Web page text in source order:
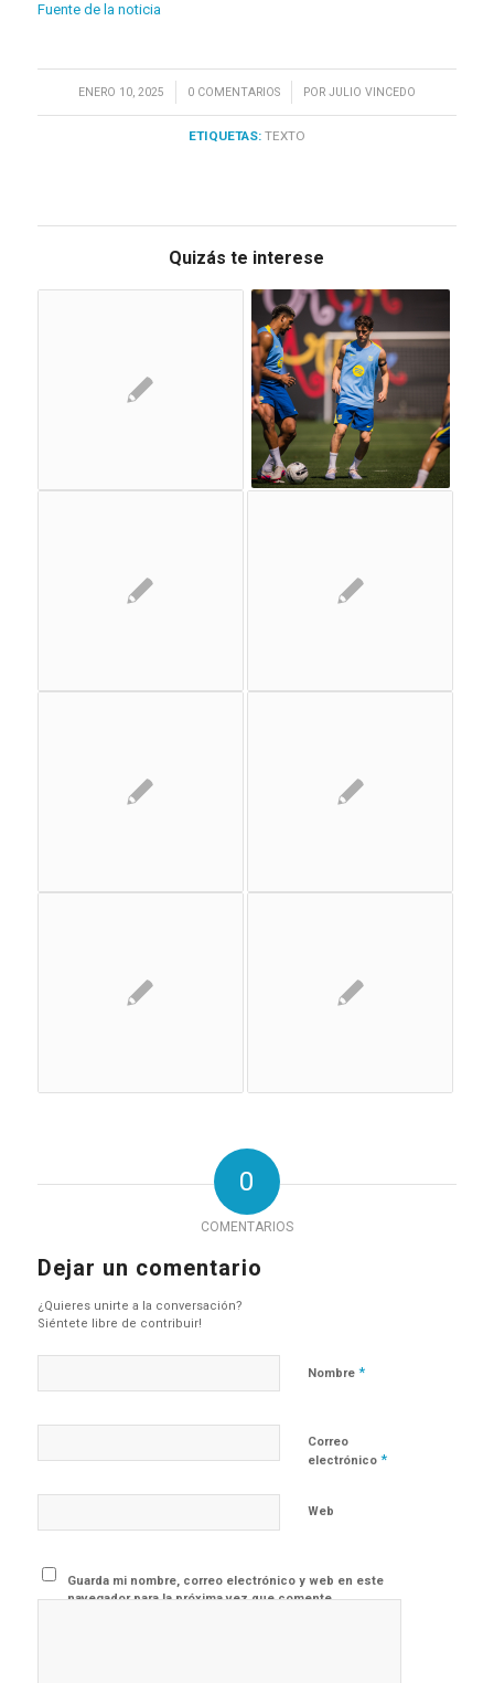
Fuente de la noticia
ENERO 10, 2025
/ 0 COMENTARIOS
/ POR JULIO VINCEDO
ETIQUETAS: TEXTO
Quizás te interese
0
COMENTARIOS
Dejar un comentario
¿Quieres unirte a la conversación?
Siéntete libre de contribuir!
Nombre *
Correo
electrónico *
Web
Guarda mi nombre, correo electrónico y web en este
navegador para la próxima vez que comente.